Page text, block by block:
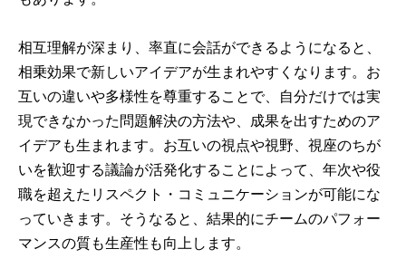
相互理解が深まり、率直に会話ができるようになると、
相乗効果で新しいアイデアが生まれやすくなります。お
互いの違いや多様性を尊重することで、自分だけでは実
現できなかった問題解決の方法や、成果を出すためのア
イデアも生まれます。お互いの視点や視野、視座のちが
いを歓迎する議論が活発化することによって、年次や役
職を超えたリスペクト・コミュニケーションが可能にな
っていきます。そうなると、結果的にチームのパフォー
マンスの質も生産性も向上します。